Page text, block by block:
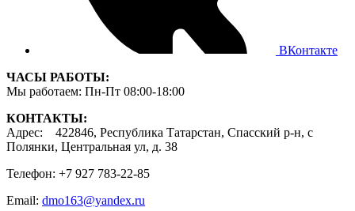
ВКонтакте
ЧАСЫ РАБОТЫ:
Мы работаем: Пн-Пт 08:00-18:00
КОНТАКТЫ:
Адрес: 422846, Республика Татарстан, Спасский р-н, с
Полянки, Центральная ул, д. 38
Телефон: +7 927 783-22-85
Email: dmo163@yandex.ru